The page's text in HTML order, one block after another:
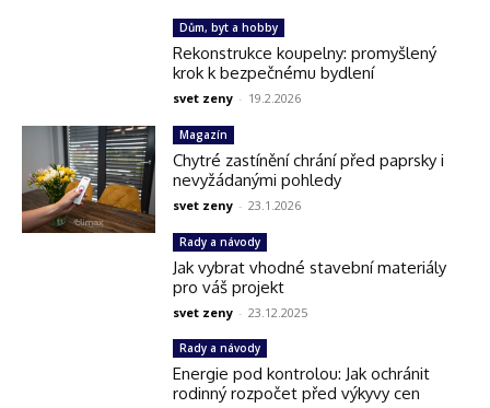
Dům, byt a hobby
Rekonstrukce koupelny: promyšlený
krok k bezpečnému bydlení
svet zeny - 19.2.2026
Magazín
Chytré zastínění chrání před paprsky i
nevyžádanými pohledy
svet zeny - 23.1.2026
Rady a návody
Jak vybrat vhodné stavební materiály
pro váš projekt
svet zeny - 23.12.2025
Rady a návody
Energie pod kontrolou: Jak ochránit
rodinný rozpočet před výkyvy cen